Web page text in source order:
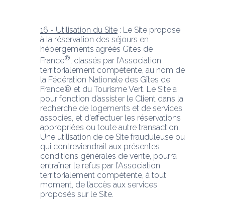
16 - Utilisation du Site : Le Site propose
à la réservation des séjours en
hébergements agréés Gîtes de
France®, classés par l’Association
territorialement compétente, au nom de
la Fédération Nationale des Gîtes de
France® et du Tourisme Vert. Le Site a
pour fonction d’assister le Client dans la
recherche de logements et de services
associés, et d’effectuer les réservations
appropriées ou toute autre transaction.
Une utilisation de ce Site frauduleuse ou
qui contreviendrait aux présentes
conditions générales de vente, pourra
entraîner le refus par l’Association
territorialement compétente, à tout
moment, de l’accès aux services
proposés sur le Site.